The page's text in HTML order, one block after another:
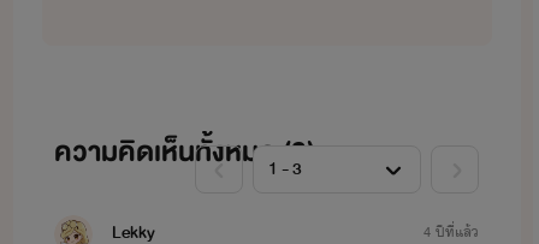
สามารถคอมเมนต์ ติเตือน ชมเชย ได้ตามความเหมาะสม
ความคิดเห็นทั้งหมด (3)
Lekky
4 ปีที่แล้ว